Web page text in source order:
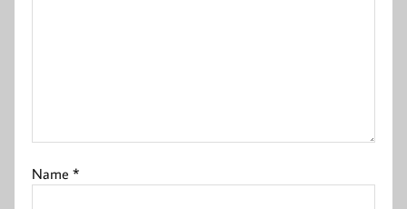
Name*